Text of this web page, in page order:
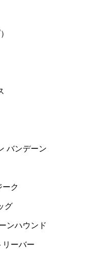
バンデーン
ーク
グ
ンハウンド
リーバー